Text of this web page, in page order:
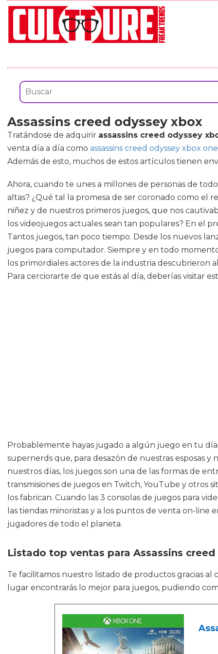
Assassins creed odyssey xbox
Tratándose de adquirir assassins creed odyssey
venta día a día como assassins creed odyssey xbox one
Además de esto, muchos de estos artículos tienen
Ahora, cuando te unes a millones de personas de
altas? ¿Qué tal la promesa de ser coronado como el
niñez y de nuestros primeros juegos, que nos
los videojuegos actuales sean tan populares? En el
Tantos juegos, tan poco tiempo. Desde los nuevos
juegos para computador. Siempre y en todo
los primordiales actores de la industria descubrieron
Para cerciorarte de que estás al día, deberías visitar
Probablemente hayas jugado a algún juego en tu
supernerds que, para desazón de nuestras esposas y
nuestros días, los juegos son una de las formas de
transmisiones de juegos en Twitch, YouTube y otros
los fabrican. Cuando las 3 consolas de juegos para
las tiendas minoristas y a los puntos de venta on-
jugadores de todo el planeta.
Listado top ventas para Assassins
Te facilitamos nuestro listado de productos gracias
lugar encontrarás lo mejor para juegos, pudiendo